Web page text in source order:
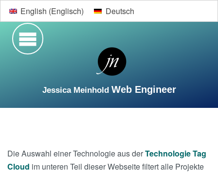
English (Englisch) Deutsch
Jessica Meinhold Web Engineer
Die Auswahl einer Technologie aus derTechnologie Tag
Cloud im unteren Teil dieser Webseite filtert alle Projekte